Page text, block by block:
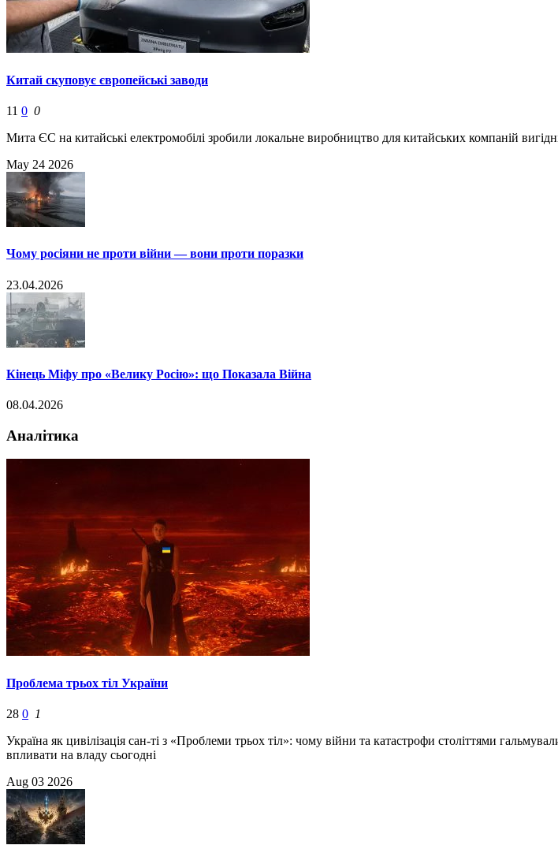
Китай скуповує європейські заводи
11 0 0
Мита ЄС на китайські електромобілі зробили локальне виробництво для китайських компаній
May 24 2026
Чому росіяни не проти війни — вони проти поразки
23.04.2026
Кінець Міфу про «Велику Росію»: що Показала Війна
08.04.2026
Аналітика
Проблема трьох тіл України
28 0 1
Україна як цивілізація сан-ті з «Проблеми трьох тіл»: чому війни та катастрофи століттями
впливати на владу сьогодні
Aug 03 2026